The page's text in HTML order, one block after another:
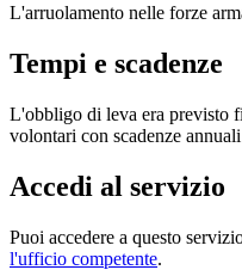
L'arruolamento nelle forze
Tempi e scadenze
L'obbligo di leva era previsto
volontari con scadenze
Accedi al servizio
Puoi accedere a questo
l'ufficio competente.